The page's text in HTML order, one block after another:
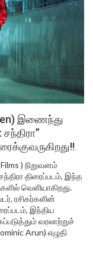
இணைந்து
) நிறுவனம்
திரைப்படம், இந்த
வெளியாகிறது.
ரசிகர்களின்
இந்திய
வரலாற்றுச்
Arun) எழுதி